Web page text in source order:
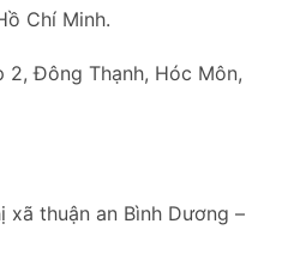
Chí Minh.
2, Đông Thạnh, Hóc Môn,
thuận an Bình Dương –